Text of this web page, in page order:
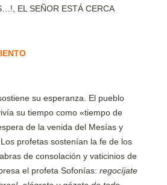
su esperanza. El pueblo
su tiempo como «tiempo de
de la venida del Mesías y
profetas sostenían la fe de los
de consolación y vaticinios de
el profeta Sofonías: regocíjate